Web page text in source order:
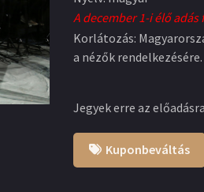
A december 1-i élő adás
Korlátozás:
a nézők rendelkezésére.
Jegyek erre az
Kuponbeváltás